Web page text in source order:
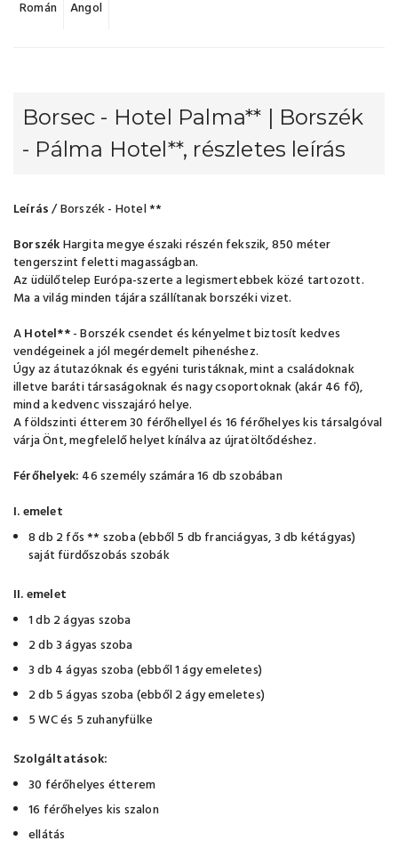
Román Angol
Borsec - Hotel Palma** | Borszék
- Pálma Hotel**, részletes leírás
Leírás/ Borszék - Hotel **
BorszékHargita megye északi részén fekszik, 850 méter
tengerszint feletti magasságban.
Az üdülőtelep Európa-szerte a legismertebbek közé tartozott.
Ma a világ minden tájára szállítanak borszéki vizet.
AHotel**- Borszék csendet és kényelmet biztosít kedves
vendégeinek a jól megérdemelt pihenéshez.
Úgy az átutazóknak és egyéni turistáknak, mint a családoknak
illetve baráti társaságoknak és nagy csoportoknak (akár 46 fő),
mind a kedvenc visszajáró helye.
A földszinti étterem 30 férőhellyel és 16 férőhelyes kis társalgóval
várja Önt, megfelelő helyet kínálva az újratöltődéshez.
Férőhelyek: 46 személy számára 16 db szobában
I. emelet
8 db 2 fős ** szoba (ebből 5 db franciágyas, 3 db kétágyas)
saját fürdőszobás szobák
II. emelet
1 db 2 ágyas szoba
2 db 3 ágyas szoba
3 db 4 ágyas szoba (ebből 1 ágy emeletes)
2 db 5 ágyas szoba (ebből 2 ágy emeletes)
5 WC és 5 zuhanyfülke
Szolgáltatások:
30 férőhelyes étterem
16 férőhelyes kis szalon
ellátás